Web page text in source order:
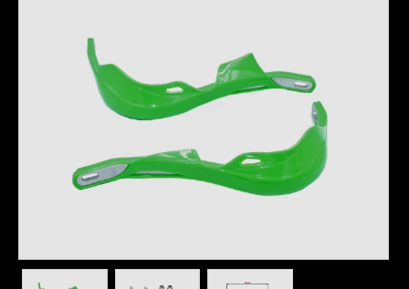
SIMSON ALKATRÉSZEK
AKKUMULÁTOR (ROBOGÓ, MOPED, QUAD)
BERÚGÓ ALKATRÉSZEK (ROBOGÓ, MOPED, QUAD)
CSAPÁGYAK, SZIMERINGEK
DOBOZOK, BOXOK, CSOMAGTARTÓK
FÉKRENDSZER ÉS ALKATRÉSZEI